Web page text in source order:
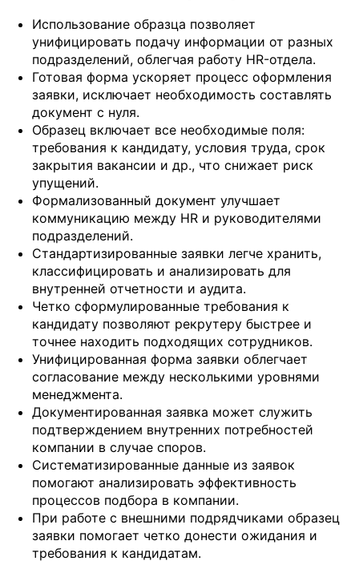
Использование образца позволяет
унифицировать подачу информации от разных
подразделений, облегчая работу HR-отдела.
Готовая форма ускоряет процесс оформления
заявки, исключает необходимость составлять
документ с нуля.
Образец включает все необходимые поля:
требования к кандидату, условия труда, срок
закрытия вакансии и др., что снижает риск
упущений.
Формализованный документ улучшает
коммуникацию между HR и руководителями
подразделений.
Стандартизированные заявки легче хранить,
классифицировать и анализировать для
внутренней отчетности и аудита.
Четко сформулированные требования к
кандидату позволяют рекрутеру быстрее и
точнее находить подходящих сотрудников.
Унифицированная форма заявки облегчает
согласование между несколькими уровнями
менеджмента.
Документированная заявка может служить
подтверждением внутренних потребностей
компании в случае споров.
Систематизированные данные из заявок
помогают анализировать эффективность
процессов подбора в компании.
При работе с внешними подрядчиками образец
заявки помогает четко донести ожидания и
требования к кандидатам.